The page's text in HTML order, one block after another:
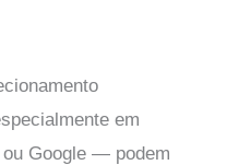
em
Google — podem